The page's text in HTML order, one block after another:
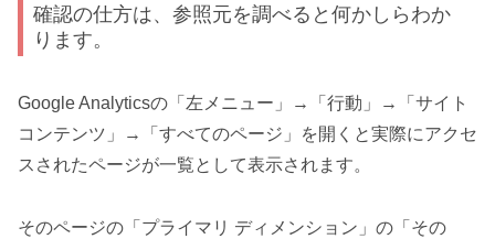
確認の仕方は、参照元を調べると何かしらわか
ります。
Google Analyticsの「左メニュー」→「行動」→「サイト
コンテンツ」→「すべてのページ」を開くと実際にアクセ
スされたページが一覧として表示されます。
そのページの「プライマリ ディメンション」の「その